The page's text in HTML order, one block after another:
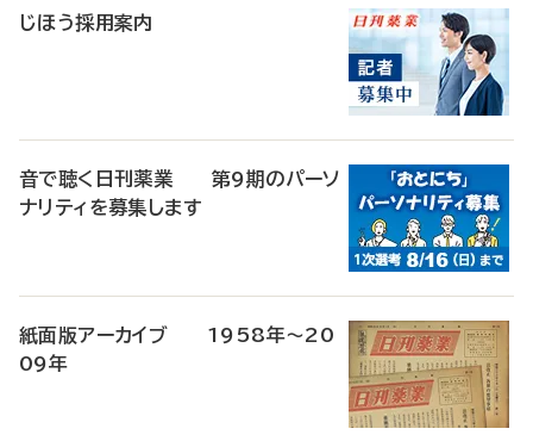
じほう採用案内
音で聴く日刊薬業 第9期のパーソ
ナリティを募集します
紙面版アーカイブ 1958年～20
09年